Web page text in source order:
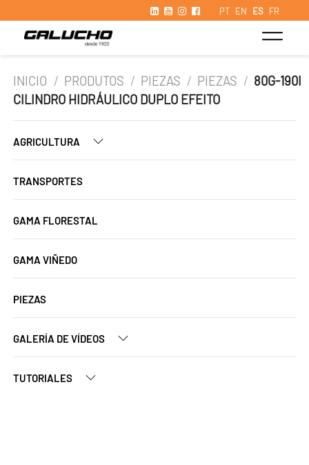
PT EN ES FR
INICIO / PRODUTOS / PIEZAS / PIEZAS / 80G-190I
CILINDRO HIDRÁULICO DUPLO EFEITO
AGRICULTURA
TRANSPORTES
GAMA FLORESTAL
GAMA VIÑEDO
PIEZAS
GALERÍA DE VÍDEOS
TUTORIALES